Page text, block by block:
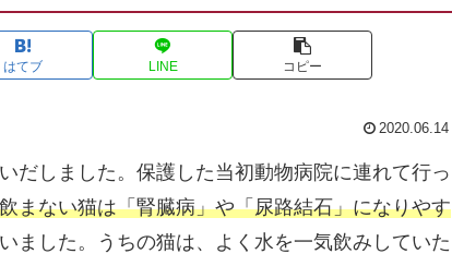
はてブ LINE コピー
2020.06.14
だしました。保護した当初動物病院に連れて行っ
まない猫は「腎臓病」や「尿路結石」になりやす
ました。うちの猫は、よく水を一気飲みしていた